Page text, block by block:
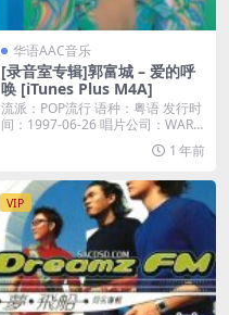
华语AAC音乐
[录音室专辑]郭富城 – 爱的呼
唤 [iTunes Plus M4A]
流派：POP流行 语种：粤语 发行时
间：1997-06-26 唱片公司：WAR
1 年前
VIP